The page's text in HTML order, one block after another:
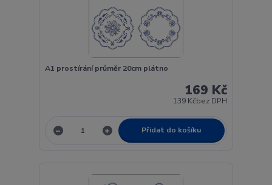
A1 prostírání průměr 20cm plátno
169 Kč
139 Kčbez DPH
Přidat do košíku